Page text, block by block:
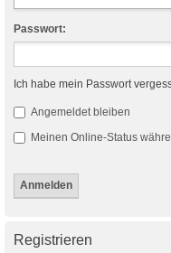
Passwort:
Ich habe mein Passwort
Angemeldet bleiben
Meinen Online-Status
Registrieren